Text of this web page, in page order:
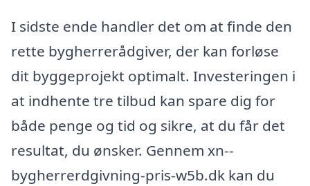
I sidste ende handler det om at finde den
rette bygherrerådgiver, der kan forløse
dit byggeprojekt optimalt. Investeringen i
at indhente tre tilbud kan spare dig for
både penge og tid og sikre, at du får det
resultat, du ønsker. Gennem xn--
bygherrerdgivning-pris-w5b.dk kan du